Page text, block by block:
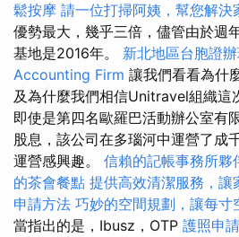
鬆按摩 請一位打掃阿姨，幫您解決
優勢最大，幾乎三倍，儘管由於週
基地是2016年。 新北地區台胞證
Accounting Firm 讓我們看看為什
及為什麼我們相信Unitravel組織這
即使是第四名歐羅巴活動辦公室有
股息，該公司在多瑙河中運營了成
運營感興趣。 信賴的記帳事務所夥
的茶會餐點 提供高效清潔服務，讓
申請方法 巧妙的空間規劃，讓每寸
當指出的是，Ibusz，OTP 護照申